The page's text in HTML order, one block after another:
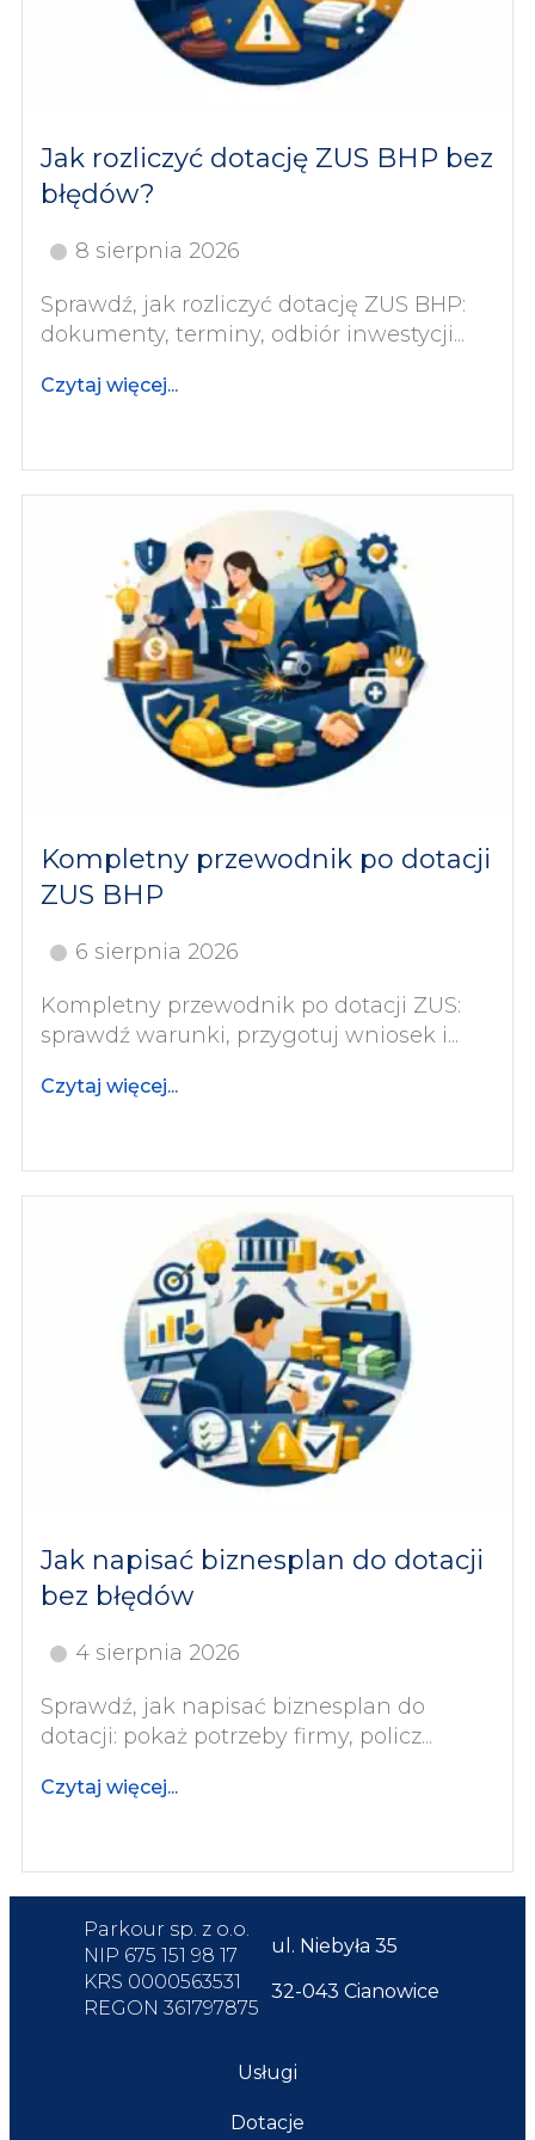
Jak rozliczyć dotację ZUS BHP bez
błędów?
8 sierpnia 2026
Sprawdź, jak rozliczyć dotację ZUS BHP:
dokumenty, terminy, odbiór inwestycji...
Czytaj więcej...
Kompletny przewodnik po dotacji
ZUS BHP
6 sierpnia 2026
Kompletny przewodnik po dotacji ZUS:
sprawdź warunki, przygotuj wniosek i...
Czytaj więcej...
Jak napisać biznesplan do dotacji
bez błędów
4 sierpnia 2026
Sprawdź, jak napisać biznesplan do
dotacji: pokaż potrzeby firmy, policz...
Czytaj więcej...
Parkour sp. z o.o.
NIP 675 151 98 17
KRS 0000563531
REGON 361797875
ul. Niebyła 35
32-043 Cianowice
Usługi
Dotacje